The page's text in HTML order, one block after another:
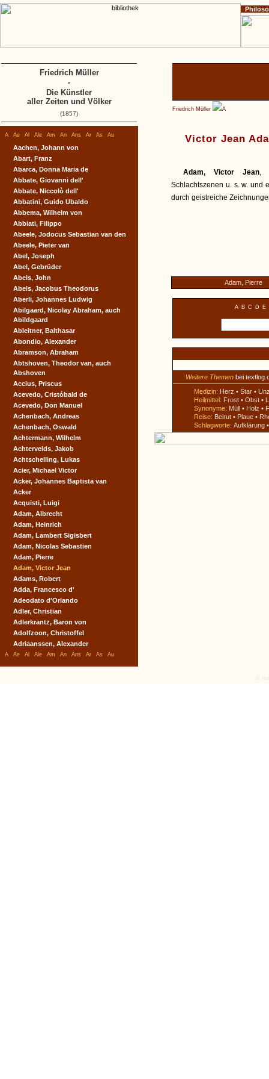
Friedrich Müller A
Victor Jean
Adam, Victor Jean,
Schlachtszenen u. s. w. und
durch geistreiche
Adam, Pierre
A B C D E
Weitere Themen bei
Medizin: Herz • Star •
Heilmittel: Frost • Obst •
Synonyme: Müll • Holz •
Reise: Beirut • Plaue •
Schlagworte: Aufklärung
A Ae Al Ale Am An Ans Ar As Au
Aachen, Johann von
Abart, Franz
Abarca, Donna Maria de
Abbate, Giovanni dell'
Abbate, Niccolò dell'
Abbatini, Guido Ubaldo
Abbema, Wilhelm von
Abbiati, Filippo
Abeele, Jodocus Sebastian van den
Abeele, Pieter van
Abel, Joseph
Abel, Gebrüder
Abels, John
Abels, Jacobus Theodorus
Aberli, Johannes Ludwig
Abilgaard, Nicolay Abraham, auch
Abildgaard
Ableitner, Balthasar
Abondio, Alexander
Abramson, Abraham
Abtshoven, Theodor van, auch
Abshoven
Accius, Priscus
Acevedo, Cristóbald de
Acevedo, Don Manuel
Achenbach, Andreas
Achenbach, Oswald
Achtermann, Wilhelm
Achtervelds, Jakob
Achtschelling, Lukas
Acier, Michael Victor
Acker, Johannes Baptista van
Acker
Acquisti, Luigi
Adam, Albrecht
Adam, Heinrich
Adam, Lambert Sigisbert
Adam, Nicolas Sebastien
Adam, Pierre
Adam, Victor Jean
Adams, Robert
Adda, Francesco d'
Adeodato d'Orlando
Adler, Christian
Adlerkrantz, Baron von
Adolfzoon, Christoffel
Adriaanssen, Alexander
A Ae Al Ale Am An Ans Ar As Au
Friedrich Müller
-
Die Künstler
aller Zeiten und Völker
(1857)